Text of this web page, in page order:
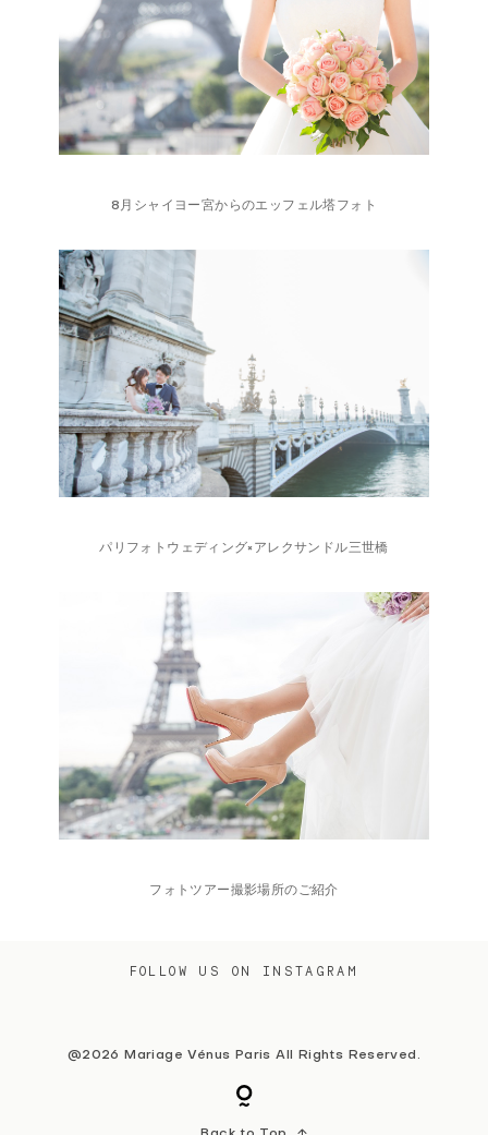
8月シャイヨー宮からのエッフェル塔フォト
パリフォトウェディング×アレクサンドル三世橋
フォトツアー撮影場所のご紹介
FOLLOW US ON INSTAGRAM
@2026 Mariage Vénus Paris All Rights Reserved.